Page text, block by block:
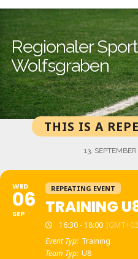
Regionaler
Wolfsgraben
THIS IS A
13.
WED
06
SEP
REPEATING EVENT
TRAINING
16:30 - 18:00
Event Typ: Training
Team Typ: U8